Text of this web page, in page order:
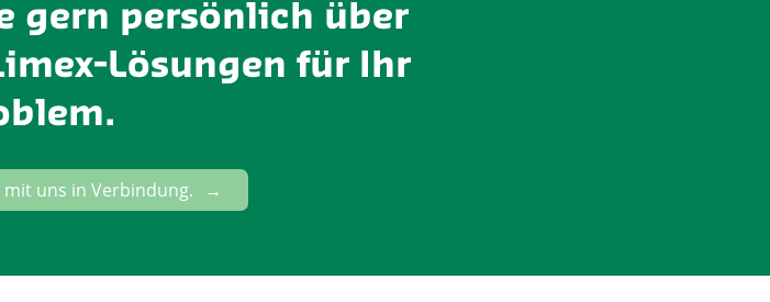
gern persönlich über
Lösungen für Ihr
mit uns in Verbindung.